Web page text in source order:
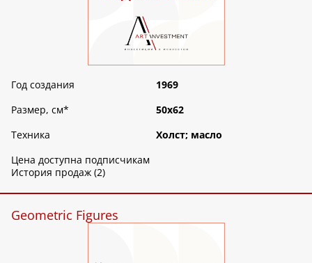
Год создания
1969
Размер, см*
50х62
Техника
Холст; масло
Цена доступна подписчикам
История продаж (2)
Geometric Figures